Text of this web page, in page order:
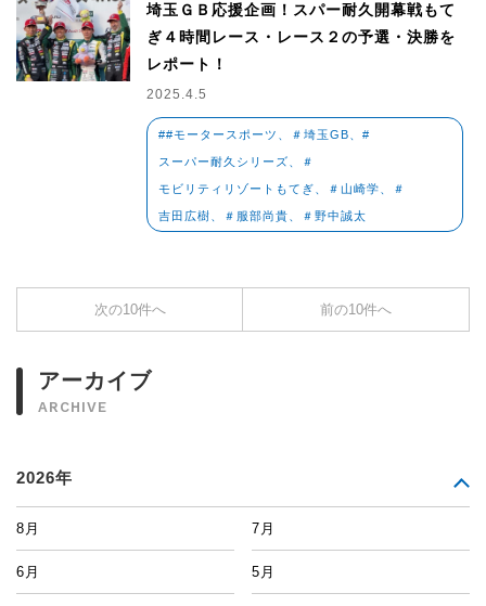
埼玉ＧＢ応援企画！スパー耐久開幕戦もて
ぎ４時間レース・レース２の予選・決勝を
レポート！
2025.4.5
##モータースポーツ、＃埼玉GB、#
スーパー耐久シリーズ、＃
モビリティリゾートもてぎ、＃山崎学、＃
吉田広樹、＃服部尚貴、＃野中誠太
次の10件へ 前の10件へ
アーカイブ
ARCHIVE
2026年
8月 7月
6月 5月